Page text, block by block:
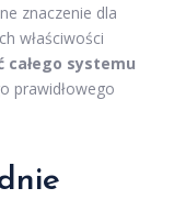
znaczenie dla
właściwości
całego systemu
prawidłowego